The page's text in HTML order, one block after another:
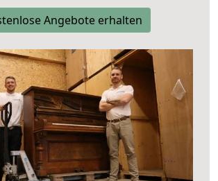
Angebote erhalten